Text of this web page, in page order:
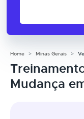
Home Minas Gerais
Mudança